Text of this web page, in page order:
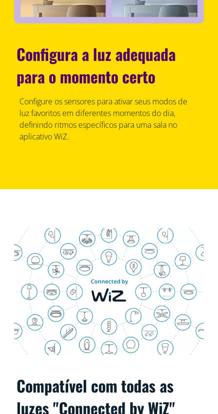
Configura a luz adequada
para o momento certo
Configure os sensores para ativar seus modos de
luz favoritos em diferentes momentos do dia,
definindo ritmos específicos para uma sala no
aplicativo WiZ.
Compatível com todas as
luzes "Connected by WiZ"